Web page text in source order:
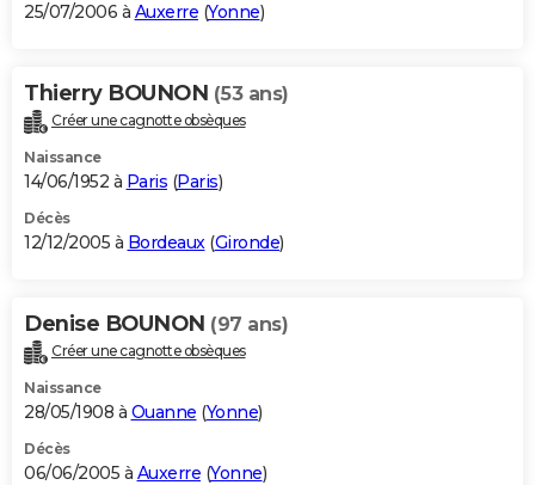
25/07/2006 à Auxerre (Yonne)
Thierry BOUNON (53 ans)
Créer une cagnotte obsèques
Naissance
14/06/1952 à Paris (Paris)
Décès
12/12/2005 à Bordeaux(Gironde)
Denise BOUNON (97 ans)
Créer une cagnotte obsèques
Naissance
28/05/1908 à Ouanne (Yonne)
Décès
06/06/2005 à Auxerre (Yonne)